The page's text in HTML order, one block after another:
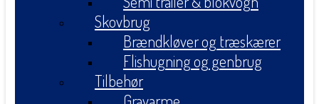
Skovbrug
Brændkløver og træskærer
Flishugning og genbrug
Tilbehør